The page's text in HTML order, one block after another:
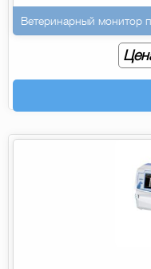
Ветеринарный монитор